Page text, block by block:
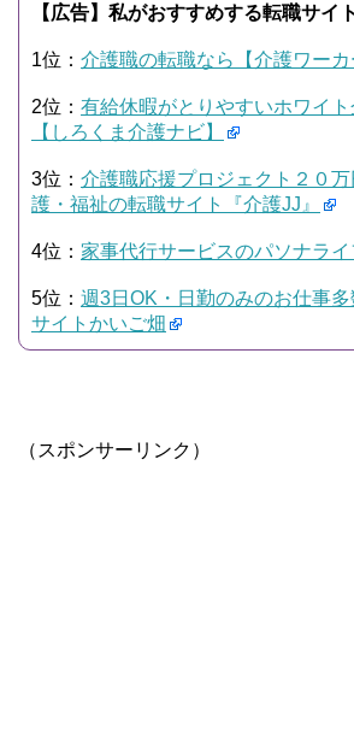
【広告】私がおすすめする転職サイ
1位： 介護職の転職なら【介護ワーカ
2位： 有給休暇がとりやすいホワイ
【しろくま介護ナビ】
3位： 介護職応援プロジェクト２０
護・福祉の転職サイト『介護JJ』
4位： 家事代行サービスのパソナライ
5位： 週3日OK・日勤のみのお仕事
サイトかいご畑
（スポンサーリンク）